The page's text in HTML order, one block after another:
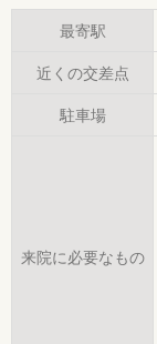
最寄駅
近くの交差点
駐車場
来院に必要なもの